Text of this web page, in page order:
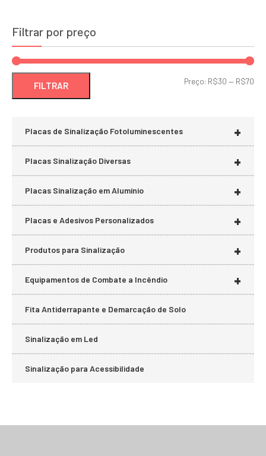
Filtrar por preço
FILTRAR Preço: R$30 — R$70
+
Placas de Sinalização Fotoluminescentes
+
Placas Sinalização Diversas
+
Placas Sinalização em Alumínio
+
Placas e Adesivos Personalizados
+
Produtos para Sinalização
+
Equipamentos de Combate a Incêndio
Fita Antiderrapante e Demarcação de Solo
Sinalização em Led
Sinalização para Acessibilidade